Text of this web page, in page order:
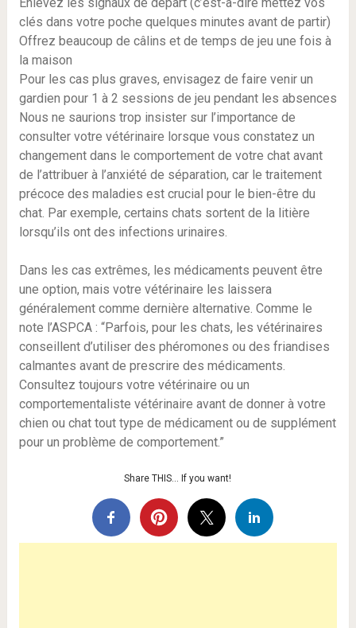
clés dans votre poche quelques minutes avant de partir)
Offrez beaucoup de câlins et de temps de jeu une fois à
la maison
Pour les cas plus graves, envisagez de faire venir un
gardien pour 1 à 2 sessions de jeu pendant les absences
Nous ne saurions trop insister sur l’importance de
consulter votre vétérinaire lorsque vous constatez un
changement dans le comportement de votre chat avant
de l’attribuer à l’anxiété de séparation, car le traitement
précoce des maladies est crucial pour le bien-être du
chat. Par exemple, certains chats sortent de la litière
lorsqu’ils ont des infections urinaires.
Dans les cas extrêmes, les médicaments peuvent être
une option, mais votre vétérinaire les laissera
généralement comme dernière alternative. Comme le
note l’ASPCA : “Parfois, pour les chats, les vétérinaires
conseillent d’utiliser des phéromones ou des friandises
calmantes avant de prescrire des médicaments.
Consultez toujours votre vétérinaire ou un
comportementaliste vétérinaire avant de donner à votre
chien ou chat tout type de médicament ou de supplément
pour un problème de comportement.”
Share THIS… If you want!